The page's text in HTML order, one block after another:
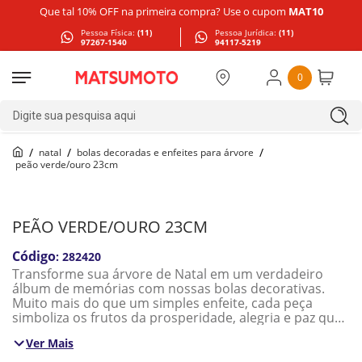
Que tal 10% OFF na primeira compra? Use o cupom MAT10
Pessoa Física: (11)
97267-1540
Pessoa Jurídica: (11)
94117-5219
0
Digite sua pesquisa aqui
natal
bolas decoradas e enfeites para árvore
peão verde/ouro 23cm
PEÃO VERDE/OURO 23CM
: 282420
Transforme sua árvore de Natal em um verdadeiro
álbum de memórias com nossas bolas decorativas.
Muito mais do que um simples enfeite, cada peça
simboliza os frutos da prosperidade, alegria e paz que
alta qualidade e acabamento impecável, elas são
Ver Mais